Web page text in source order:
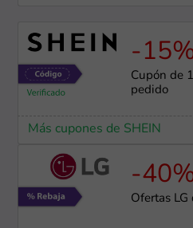
-
Cupón de
pedido
Más cupones de SHEIN
-
Ofertas LG